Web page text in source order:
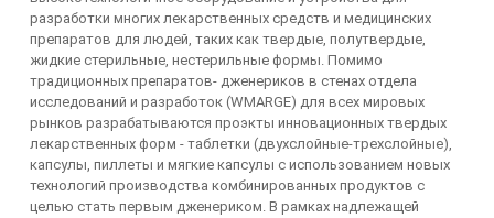
разработки многих лекарственных средств и медицинских
препаратов для людей, таких как твердые, полутвердые,
жидкие стерильные, нестерильные формы. Помимо
традиционных препаратов- дженериков в стенах отдела
исследований и разработок (WMARGE) для всех мировых
рынков разрабатываются проэкты инновационных твердых
лекарственных форм - таблетки (двухслойные-трехслойные),
капсулы, пиллеты и мягкие капсулы с использованием новых
технологий производства комбинированных продуктов с
целью стать первым дженериком. В рамках надлежащей